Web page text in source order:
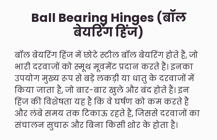
Ball Bearing Hinges (बॉल
बेयरिंग हिंज)
बॉल बेयरिंग हिंज में छोटे स्टील बॉल बेयरिंग होते हैं, जो
भारी दरवाजों को स्मूथ मूवमेंट प्रदान करते हैं। इनका
उपयोग मुख्य रूप से बड़े लकड़ी या धातु के दरवाजों में
किया जाता है, जो बार-बार खुले और बंद होते हैं। इन
हिंज की विशेषता यह है कि वे घर्षण को कम करते हैं
और लंबे समय तक टिकाऊ रहते हैं, जिससे दरवाजों का
संचालन सुचारू और बिना किसी शोर के होता है।